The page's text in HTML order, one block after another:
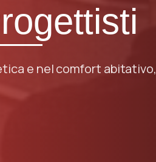
e nel comfort abitativo,